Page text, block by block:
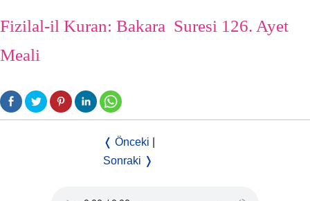
Fizilal-il Kuran: Bakara Suresi 126. Ayet
Meali
❬ Önceki
Sonraki ❭